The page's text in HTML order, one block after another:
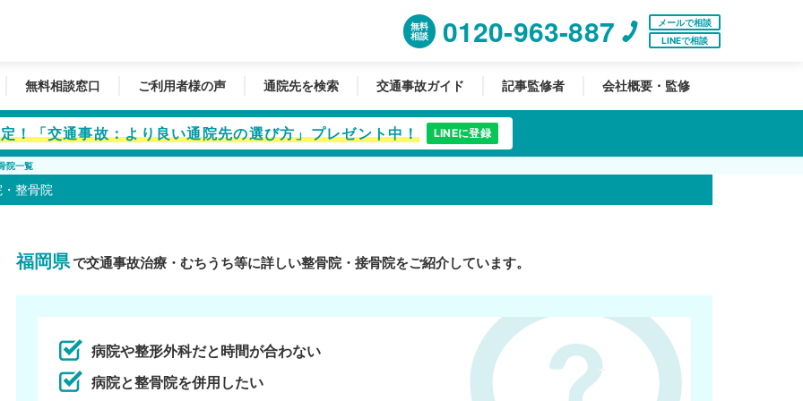
無料
相談
0120-963-887
メールで相談
LINEで相談
無料相談窓口 ご利用者様の声 通院先を検索 交通事故ガイド 記事監修者 会社概要・監修
！「交通事故：より良い通院先の選び方」プレゼント中！ LINEに登録
院一覧
整骨院
福岡県で交通事故治療・むちうち等に詳しい整骨院・接骨院をご紹介しています。
病院や整形外科だと時間が合わない
病院と整骨院を併用したい